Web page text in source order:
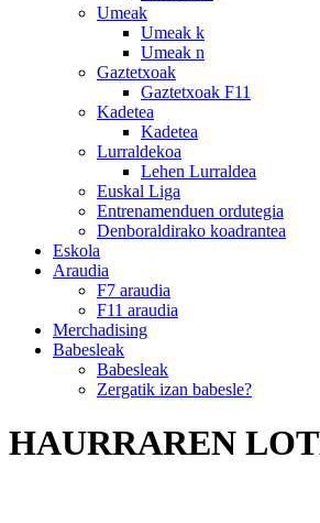
Umeak
Umeak k
Umeak n
Gaztetxoak
Gaztetxoak F11
Kadetea
Kadetea
Lurraldekoa
Lehen Lurraldea
Euskal Liga
Entrenamenduen ordutegia
Denboraldirako koadrantea
Eskola
Araudia
F7 araudia
F11 araudia
Merchadising
Babesleak
Babesleak
Zergatik izan babesle?
HAURRAREN